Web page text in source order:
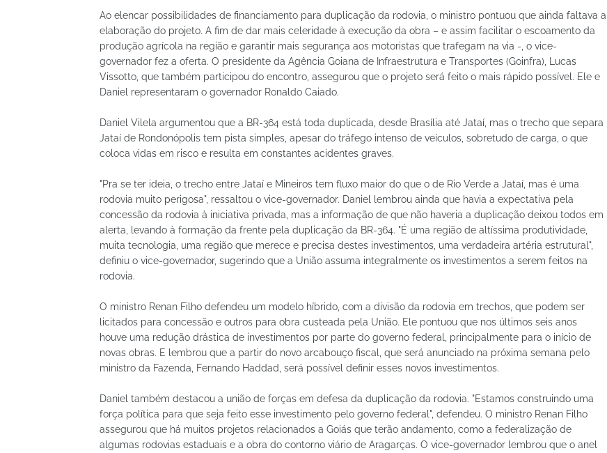
Ao elencar possibilidades de financiamento para duplicação da rodovia, o ministro pontuou que ainda faltava a
elaboração do projeto. A fim de dar mais celeridade à execução da obra – e assim facilitar o escoamento da
produção agrícola na região e garantir mais segurança aos motoristas que trafegam na via -, o vice-
governador fez a oferta. O presidente da Agência Goiana de Infraestrutura e Transportes (Goinfra), Lucas
Vissotto, que também participou do encontro, assegurou que o projeto será feito o mais rápido possível. Ele e
Daniel representaram o governador Ronaldo Caiado.
Daniel Vilela argumentou que a BR-364 está toda duplicada, desde Brasília até Jataí, mas o trecho que separa
Jataí de Rondonópolis tem pista simples, apesar do tráfego intenso de veículos, sobretudo de carga, o que
coloca vidas em risco e resulta em constantes acidentes graves.
"Pra se ter ideia, o trecho entre Jataí e Mineiros tem fluxo maior do que o de Rio Verde a Jataí, mas é uma
rodovia muito perigosa", ressaltou o vice-governador. Daniel lembrou ainda que havia a expectativa pela
concessão da rodovia à iniciativa privada, mas a informação de que não haveria a duplicação deixou todos em
alerta, levando à formação da frente pela duplicação da BR-364. "É uma região de altíssima produtividade,
muita tecnologia, uma região que merece e precisa destes investimentos, uma verdadeira artéria estrutural",
definiu o vice-governador, sugerindo que a União assuma integralmente os investimentos a serem feitos na
rodovia.
O ministro Renan Filho defendeu um modelo híbrido, com a divisão da rodovia em trechos, que podem ser
licitados para concessão e outros para obra custeada pela União. Ele pontuou que nos últimos seis anos
houve uma redução drástica de investimentos por parte do governo federal, principalmente para o início de
novas obras. E lembrou que a partir do novo arcabouço fiscal, que será anunciado na próxima semana pelo
ministro da Fazenda, Fernando Haddad, será possível definir esses novos investimentos.
Daniel também destacou a união de forças em defesa da duplicação da rodovia. "Estamos construindo uma
força política para que seja feito esse investimento pelo governo federal", defendeu. O ministro Renan Filho
assegurou que há muitos projetos relacionados a Goiás que terão andamento, como a federalização de
algumas rodovias estaduais e a obra do contorno viário de Aragarças. O vice-governador lembrou que o anel